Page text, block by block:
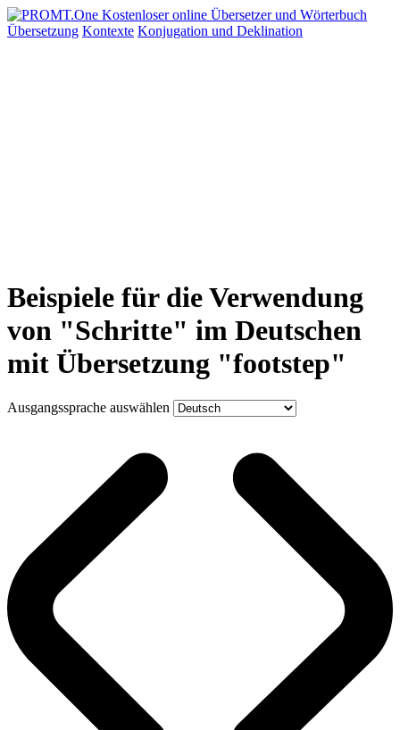
Übersetzung Kontexte Konjugation und Deklination
Beispiele für die Verwendung
von "Schritte" im Deutschen
mit Übersetzung "footstep"
Ausgangssprache auswählen